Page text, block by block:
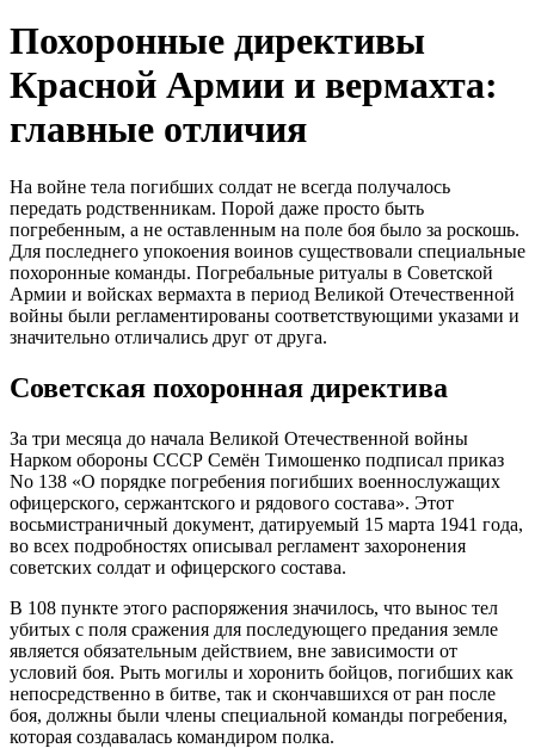
Похоронные директивы
Красной Армии и вермахта:
главные отличия
На войне тела погибших солдат не всегда получалось
передать родственникам. Порой даже просто быть
погребенным, а не оставленным на поле боя было за роскошь.
Для последнего упокоения воинов существовали специальные
похоронные команды. Погребальные ритуалы в Советской
Армии и войсках вермахта в период Великой Отечественной
войны были регламентированы соответствующими указами и
значительно отличались друг от друга.
Советская похоронная директива
За три месяца до начала Великой Отечественной войны
Нарком обороны СССР Семён Тимошенко подписал приказ
No 138 «О порядке погребения погибших военнослужащих
офицерского, сержантского и рядового состава». Этот
восьмистраничный документ, датируемый 15 марта 1941 года,
во всех подробностях описывал регламент захоронения
советских солдат и офицерского состава.
В 108 пункте этого распоряжения значилось, что вынос тел
убитых с поля сражения для последующего предания земле
является обязательным действием, вне зависимости от
условий боя. Рыть могилы и хоронить бойцов, погибших как
непосредственно в битве, так и скончавшихся от ран после
боя, должны были члены специальной команды погребения,
которая создавалась командиром полка.